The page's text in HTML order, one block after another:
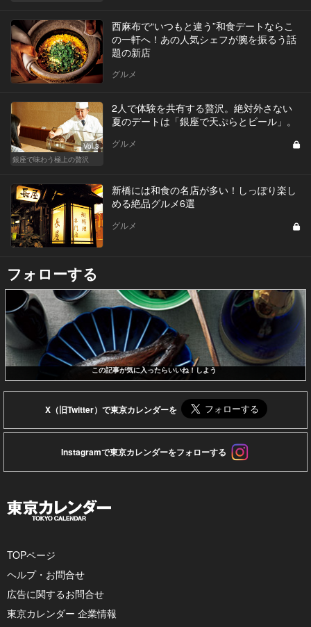
西麻布で“いつもと違う”和食デートならこ
の一軒へ！あの人気シェフが腕を振るう話
題の新店
グルメ
Vol.3
銀座で味わう極上の贅沢
2人で体験を共有する贅沢。絶対外さない
夏のデートは「銀座で天ぷらとビール」。
グルメ
新橋には和食の名店が多い！しっぽり楽し
める絶品グルメ6選
グルメ
フォローする
この記事が気に入ったらいいね！しよう
X（旧Twitter）で東京カレンダーを
Instagramで東京カレンダーをフォローする
TOPページ
ヘルプ・お問合せ
広告に関するお問合せ
東京カレンダー 企業情報